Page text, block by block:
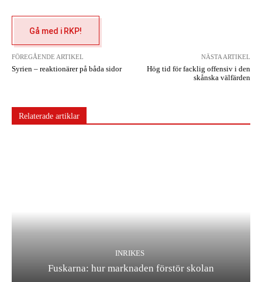
Gå med i RKP!
FÖREGÅENDE ARTIKEL
Syrien – reaktionärer på båda sidor
NÄSTA ARTIKEL
Hög tid för facklig offensiv i den
skånska välfärden
Relaterade artiklar
INRIKES
Fuskarna: hur marknaden förstör skolan